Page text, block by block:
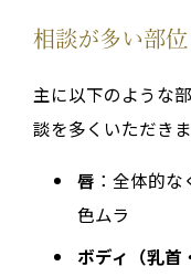
相談が多い部
主に以下のような
談を多くいただきま
唇 ：全体的
色ムラ
ボディ（乳首